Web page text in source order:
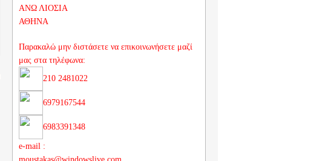
ΑΝΩ ΛΙΟΣΙΑ
ΑΘΗΝΑ
Παρακαλώ μην διστάσετε να επικοινωνήσετε μαζί
μας στα τηλέφωνα:
210 2481022
6979167544
6983391348
e-mail :